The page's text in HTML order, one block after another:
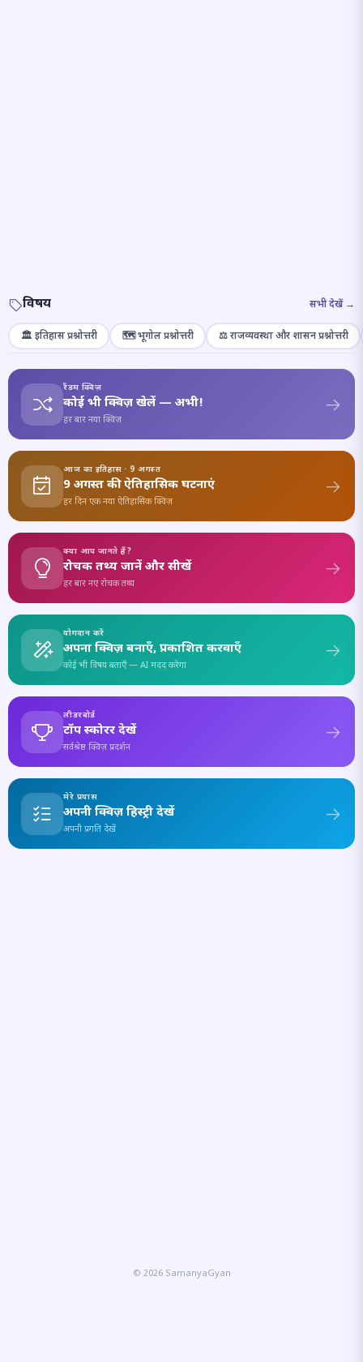
विषय सभी देखें →
🏛️ इतिहास प्रश्नोत्तरी 🗺️ भूगोल प्रश्नोत्तरी ⚖️ राजव्यवस्था और शासन प्रश्नोत्तरी
रैंडम क्विज़
कोई भी क्विज़ खेलें — अभी!
हर बार नया क्विज़
आज का इतिहास · 9 अगस्त
9 अगस्त की ऐतिहासिक घटनाएं
हर दिन एक नया ऐतिहासिक क्विज़
क्या आप जानते हैं?
रोचक तथ्य जानें और सीखें
हर बार नए रोचक तथ्य
योगदान करें
अपना क्विज़ बनाएँ, प्रकाशित करवाएँ
कोई भी विषय बताएँ — AI मदद करेगा
लीडरबोर्ड
टॉप स्कोरर देखें
सर्वश्रेष्ठ क्विज़ प्रदर्शन
मेरे प्रयास
अपनी क्विज़ हिस्ट्री देखें
अपनी प्रगति देखें
© 2026 SamanyaGyan